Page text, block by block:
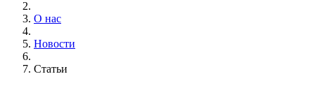
О нас
Новости
Статьи